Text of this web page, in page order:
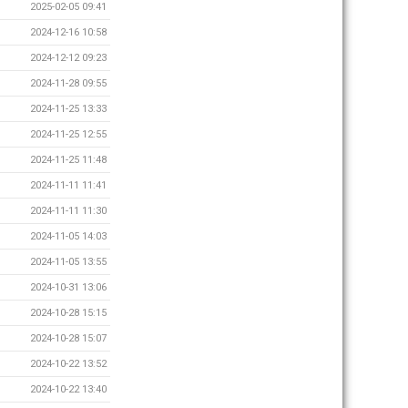
2025-02-05 09:41
2024-12-16 10:58
2024-12-12 09:23
2024-11-28 09:55
2024-11-25 13:33
2024-11-25 12:55
2024-11-25 11:48
2024-11-11 11:41
2024-11-11 11:30
2024-11-05 14:03
2024-11-05 13:55
2024-10-31 13:06
2024-10-28 15:15
2024-10-28 15:07
2024-10-22 13:52
2024-10-22 13:40